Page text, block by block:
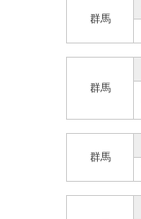
群馬
群馬
群馬